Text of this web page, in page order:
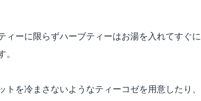
ィーに限らずハーブティーはお湯を入れてすぐ
。
トを冷まさないようなティーコゼを用意したり